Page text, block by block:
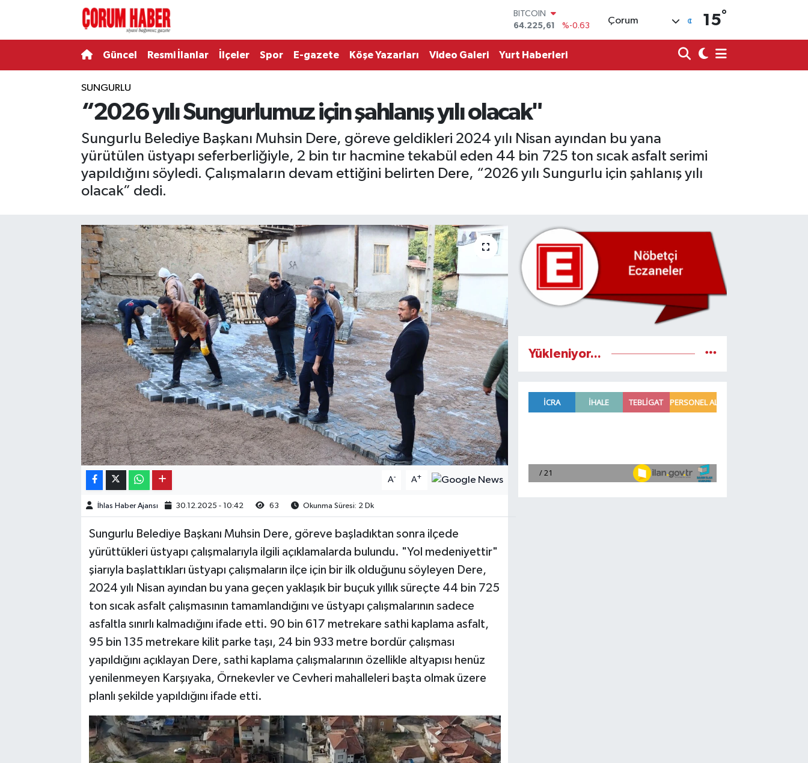
64.225,61
DOLAR
55,0406
%-0.08
STERLİN
6510.40
BİST100
13.799
Çorum 15°
Güncel Resmi İlanlar İlçeler Spor E-gazete Köşe Yazarları Video Galeri Yurt Haberleri
SUNGURLU
“2026 yılı Sungurlumuz için şahlanış yılı olacak"
Sungurlu Belediye Başkanı Muhsin Dere, göreve geldikleri 2024 yılı Nisan ayından bu yana
yürütülen üstyapı seferberliğiyle, 2 bin tır hacmine tekabül eden 44 bin 725 ton sıcak asfalt serimi
yapıldığını söyledi. Çalışmaların devam ettiğini belirten Dere, “2026 yılı Sungurlu için şahlanış yılı
olacak” dedi.
A- A+
İhlas Haber Ajansı 30.12.2025 - 10:42 63 Okunma Süresi: 2 Dk
Sungurlu Belediye Başkanı Muhsin Dere, göreve başladıktan sonra ilçede
yürüttükleri üstyapı çalışmalarıyla ilgili açıklamalarda bulundu. "Yol medeniyettir"
şiarıyla başlattıkları üstyapı çalışmaların ilçe için bir ilk olduğunu söyleyen Dere,
2024 yılı Nisan ayından bu yana geçen yaklaşık bir buçuk yıllık süreçte 44 bin 725
ton sıcak asfalt çalışmasının tamamlandığını ve üstyapı çalışmalarının sadece
asfaltla sınırlı kalmadığını ifade etti. 90 bin 617 metrekare sathi kaplama asfalt,
95 bin 135 metrekare kilit parke taşı, 24 bin 933 metre bordür çalışması
yapıldığını açıklayan Dere, sathi kaplama çalışmalarının özellikle altyapısı henüz
yenilenmeyen Karşıyaka, Örnekevler ve Cevheri mahalleleri başta olmak üzere
planlı şekilde yapıldığını ifade etti.
Yükleniyor...
Resmi İlanlar
Boğazkale
Osmancık
Uğurludağ
Çorum Namaz Vakitleri
Trafik Durumu
Süper Lig Puan Durumu ve Fikstür
Tüm Manşetler
Son Dakika Haberleri
Haber Arşivi